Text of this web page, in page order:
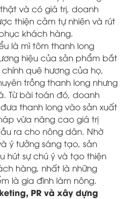
và có giá trị, doanh
thiện cảm tự nhiên và rút
khách hàng.
là mì tôm thanh long
hiệu của sản phẩm bắt
quê hương của họ,
trồng thanh long nhưng
Từ bài toán đó, doanh
thanh long vào sản xuất
vừa nâng cao giá trị
ra cho nông dân. Nhờ
ý tưởng sáng tạo, sản
hút sự chú ý và tạo thiện
hàng, nhất là những
là gia đình làm nông.
PR và xây dựng